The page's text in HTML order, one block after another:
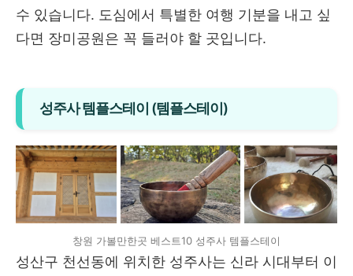
수 있습니다. 도심에서 특별한 여행 기분을 내고 싶
다면 장미공원은 꼭 들러야 할 곳입니다.
성주사 템플스테이 (템플스테이)
창원 가볼만한곳 베스트10 성주사 템플스테이
성산구 천선동에 위치한 성주사는 신라 시대부터 이